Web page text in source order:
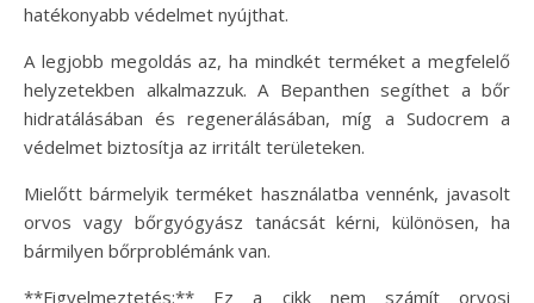
hatékonyabb védelmet nyújthat.
A legjobb megoldás az, ha mindkét terméket a megfelelő
helyzetekben alkalmazzuk. A Bepanthen segíthet a bőr
hidratálásában és regenerálásában, míg a Sudocrem a
védelmet biztosítja az irritált területeken.
Mielőtt bármelyik terméket használatba vennénk, javasolt
orvos vagy bőrgyógyász tanácsát kérni, különösen, ha
bármilyen bőrproblémánk van.
**Figyelmeztetés:** Ez a cikk nem számít orvosi